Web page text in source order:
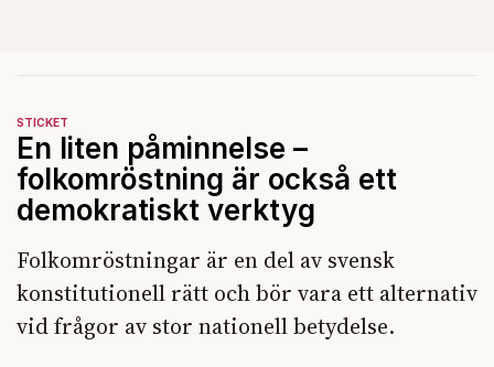
STICKET
En liten påminnelse –
folkomröstning är också ett
demokratiskt verktyg
Folkomröstningar är en del av svensk
konstitutionell rätt och bör vara ett alternativ
vid frågor av stor nationell betydelse.